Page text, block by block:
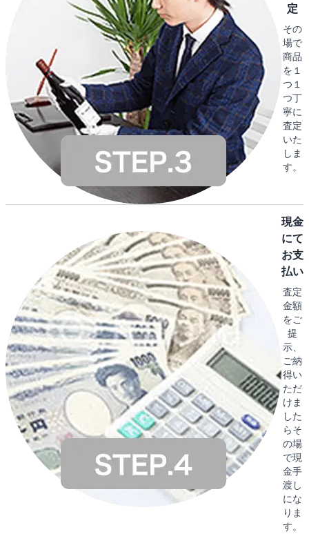
定
その
場で
商品
を１
つ１
つ丁
寧に
査定
いた
しま
す。
現金
にて
お支
払い
査定
金額
をご
提
示、
ご納
得い
ただ
けま
した
らそ
の場
で現
金手
渡し
にな
りま
す。